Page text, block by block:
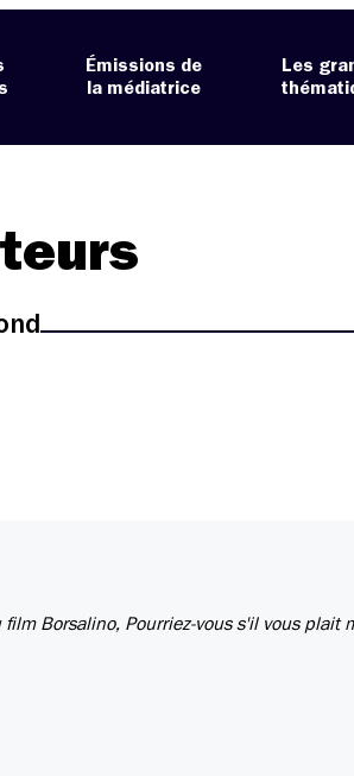
Émissions de
la médiatrice
Les
Borsalino, Pourriez-vous s'il vous plait